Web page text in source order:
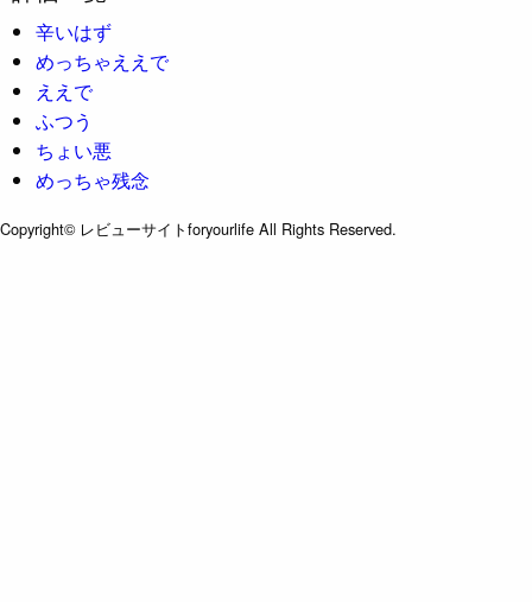
辛いはず
めっちゃええで
ええで
ふつう
ちょい悪
めっちゃ残念
Copyright© レビューサイトforyourlife All Rights Reserved.